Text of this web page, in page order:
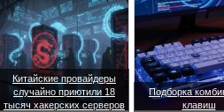
Китайские провайдеры
случайно приютили 18
тысяч хакерских серверов
Подборка
клавиш